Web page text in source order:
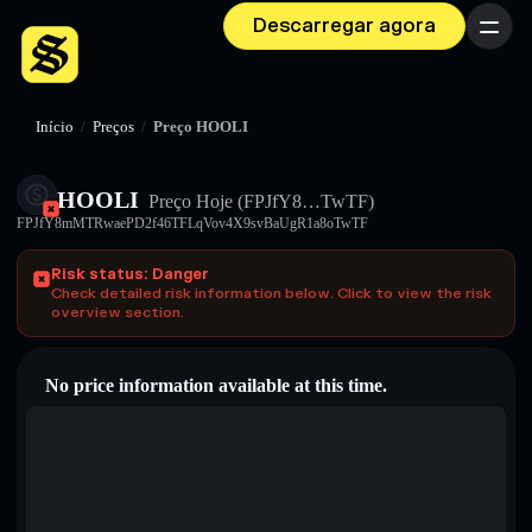
Descarregar agora Menu
Início / Preços / Preço HOOLI
HOOLI Preço Hoje (FPJfY8…TwTF)
FPJfY8mMTRwaePD2f46TFLqVov4X9svBaUgR1a8oTwTF
Risk status: Danger
Check detailed risk information below. Click to view the risk
overview section.
No price information available at this time.